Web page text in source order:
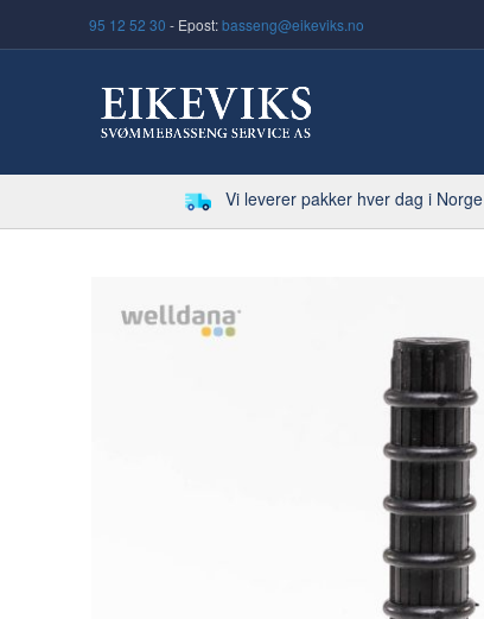
95 12 52 30 - Epost:basseng@eikeviks.no
Vi leverer pakker hver dag i Norge